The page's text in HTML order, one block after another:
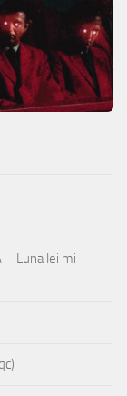
– Luna lei mi